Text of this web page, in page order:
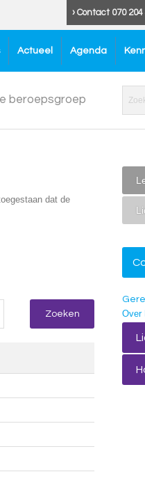
› Contact 070 204
Actueel Agenda
beroepsgroep
dat de
Over